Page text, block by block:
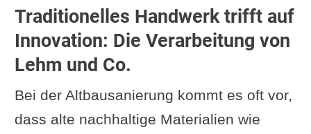
Traditionelles Handwerk trifft auf
Innovation: Die Verarbeitung von
Lehm und Co.
Bei der Altbausanierung kommt es oft vor,
dass alte nachhaltige Materialien wie